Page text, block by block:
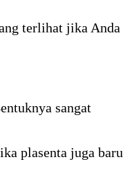
terlihat jika Anda
sangat
plasenta juga baru